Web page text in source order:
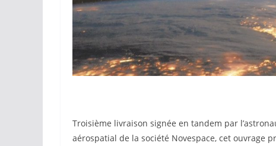
Troisième livraison signée en tandem par
aérospatial de la société Novespace, cet ouvrage